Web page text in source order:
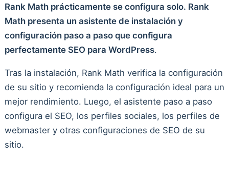
Rank Math prácticamente se configura solo. Rank
Math presenta un asistente de instalación y
configuración paso a paso que configura
perfectamente SEO para WordPress.
Tras la instalación, Rank Math verifica la configuración
de su sitio y recomienda la configuración ideal para un
mejor rendimiento. Luego, el asistente paso a paso
configura el SEO, los perfiles sociales, los perfiles de
webmaster y otras configuraciones de SEO de su
sitio.